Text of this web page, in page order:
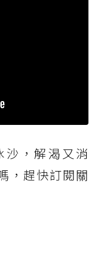
沙，解渴又消
，趕快訂閱關